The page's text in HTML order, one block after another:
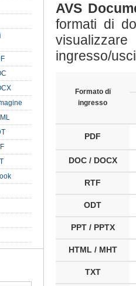
AVS
formati di
ingresso/
Formato di
ingresso
PDF
DOC / DOCX
RTF
ODT
PPT / PPTX
HTML / MHT
TXT